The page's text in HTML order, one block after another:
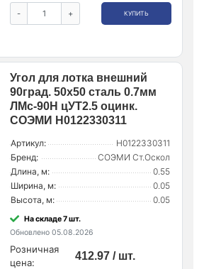
- + КУПИТЬ
Угол для лотка внешний
90град. 50х50 сталь 0.7мм
ЛМс-90Н цУТ2.5 оцинк.
СОЭМИ Н0122330311
Артикул:
Н0122330311
Бренд:
СОЭМИ Ст.Оскол
Длина, м:
0.55
Ширина, м:
0.05
Высота, м:
0.05
На складе 7 шт.
Обновлено 05.08.2026
Розничная
цена:
412.97 / шт.